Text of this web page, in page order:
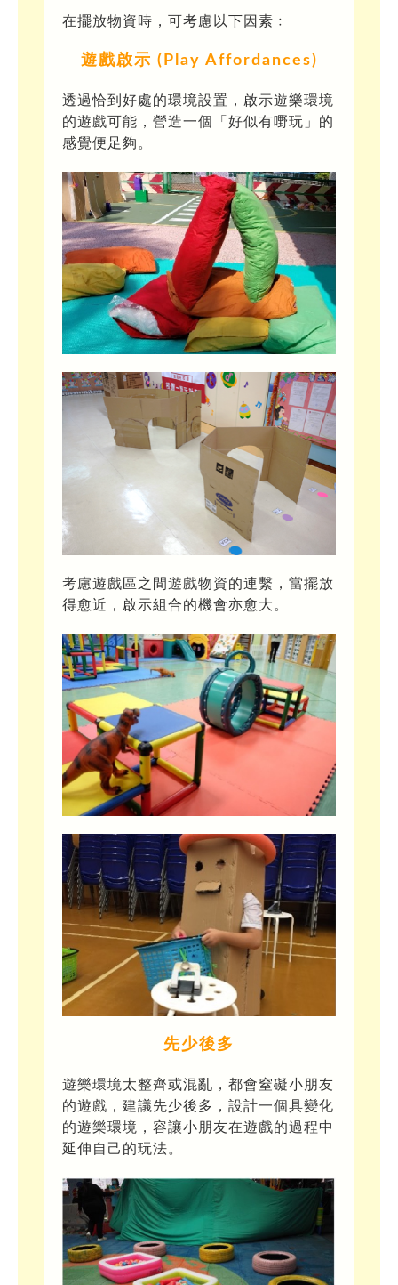
在擺放物資時，可考慮以下因素﹕
遊戲啟示 (Play Affordances)
透過恰到好處的環境設置，啟示遊樂環境
的遊戲可能，營造一個「好似有嘢玩」的
感覺便足夠。
考慮遊戲區之間遊戲物資的連繫，當擺放
得愈近，啟示組合的機會亦愈大。
先少後多
遊樂環境太整齊或混亂，都會窒礙小朋友
的遊戲，建議先少後多，設計一個具變化
的遊樂環境，容讓小朋友在遊戲的過程中
延伸自己的玩法。